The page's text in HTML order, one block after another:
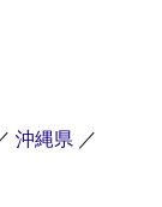
沖縄県 ／